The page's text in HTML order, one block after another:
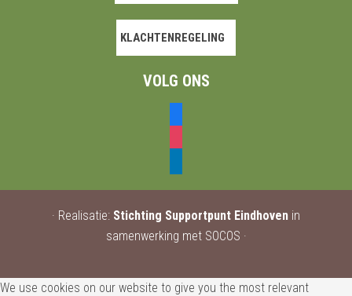
KLACHTENREGELING
VOLG ONS
· Realisatie: Stichting Supportpunt Eindhoven in
samenwerking met SOCOS ·
We use cookies on our website to give you the most relevant